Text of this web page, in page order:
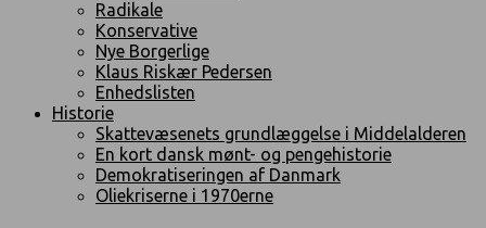
Radikale
Konservative
Nye Borgerlige
Klaus Riskær Pedersen
Enhedslisten
Historie
Skattevæsenets grundlæggelse i Middelalderen
En kort dansk mønt- og pengehistorie
Demokratiseringen af Danmark
Oliekriserne i 1970erne